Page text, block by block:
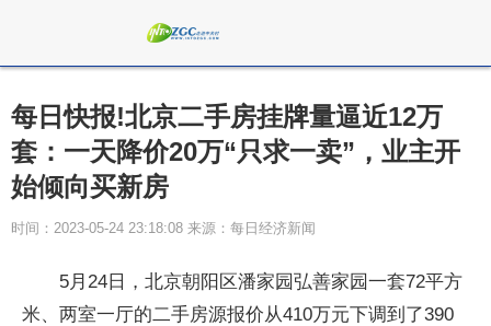
每日快报!北京二手房挂牌量逼近12万
套：一天降价20万“只求一卖”，业主开
始倾向买新房
时间：2023-05-24 23:18:08 来源：每日经济新闻
5月24日，北京朝阳区潘家园弘善家园一套72平方
米、两室一厅的二手房源报价从410万元下调到了390